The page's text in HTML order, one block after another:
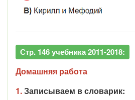
Стр. 146 учебника 2011-2018:
Домашняя работа
1.Записываем в словарик: